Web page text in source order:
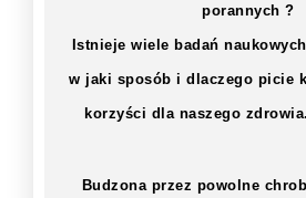
porannych ?
Istnieje wiele badań
w jaki sposób i dlaczego picie
korzyści dla naszego
Budzona przez powolne